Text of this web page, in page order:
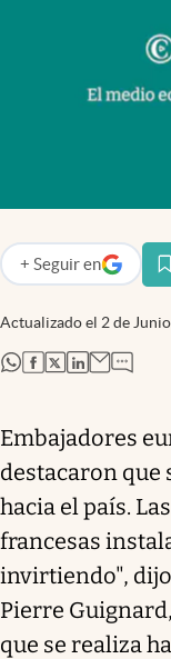
Infotechnology
El Cronista Studio
Mediakit
abre en nueva pestaña
Argentina
Actualizado el 2 de
+ Seguir en
abre en nueva
abre en nueva
abre en nueva
abre en nueva
abre en
Embajadores
destacaron que
hacia el país.
francesas
invirtiendo",
Pierre
que se realiza